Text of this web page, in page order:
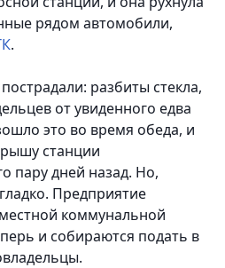
рядом автомобили,
.
разбиты стекла,
от увиденного едва
это во время обеда, и
станции
пару дней назад. Но,
Предприятие
коммунальной
и собираются подать в